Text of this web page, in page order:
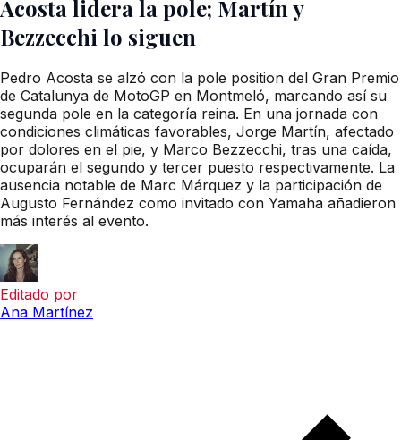
Acosta lidera la pole; Martín y
Bezzecchi lo siguen
Pedro Acosta se alzó con la pole position del Gran Premio
de Catalunya de MotoGP en Montmeló, marcando así su
segunda pole en la categoría reina. En una jornada con
condiciones climáticas favorables, Jorge Martín, afectado
por dolores en el pie, y Marco Bezzecchi, tras una caída,
ocuparán el segundo y tercer puesto respectivamente. La
ausencia notable de Marc Márquez y la participación de
Augusto Fernández como invitado con Yamaha añadieron
más interés al evento.
Editado por
Ana Martínez